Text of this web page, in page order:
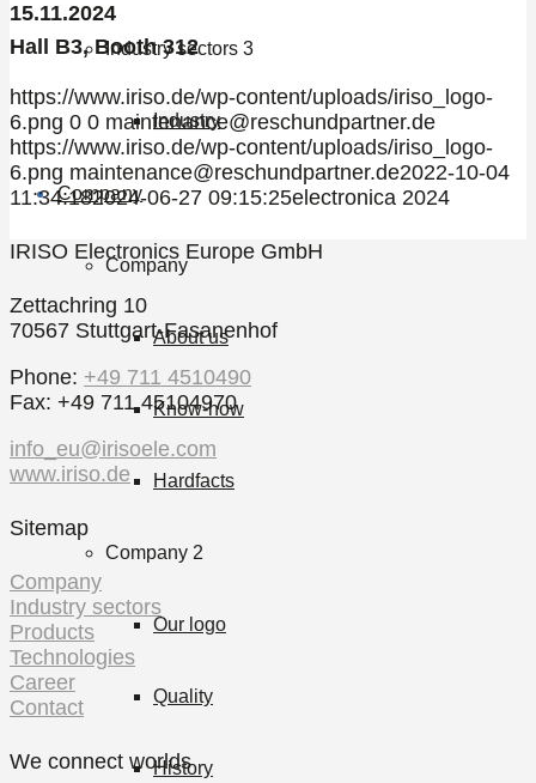
Industry sectors 3
Industry
Company
Company
About us
Know-how
Hardfacts
Company 2
Our logo
Quality
History
15.11.2024
Hall B3, Booth 312
https://www.iriso.de/wp-content/uploads/iriso_logo-
6.png 0 0 maintenance@reschundpartner.de
https://www.iriso.de/wp-content/uploads/iriso_logo-
6.png maintenance@reschundpartner.de2022-10-04
11:34:182024-06-27 09:15:25electronica 2024
IRISO Electronics Europe GmbH
Zettachring 10
70567 Stuttgart-Fasanenhof
Phone: +49 711 4510490
Fax: +49 711 45104970
info_eu@irisoele.com
www.iriso.de
Sitemap
Company
Industry sectors
Products
Technologies
Career
Contact
We connect worlds